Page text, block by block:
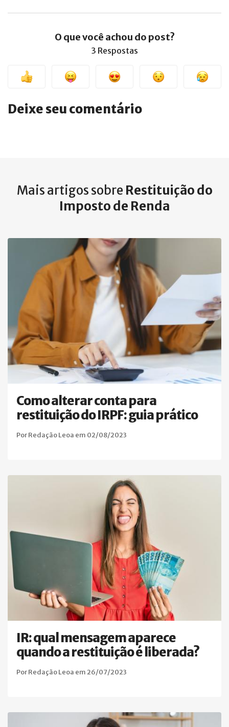
O que você achou do post?
3 Respostas
Deixe seu comentário
Mais artigos sobre Restituição do
Imposto de Renda
Como alterar conta para
restituição do IRPF: guia prático
Por Redação Leoa em 02/08/2023
IR: qual mensagem aparece
quando a restituição é liberada?
Por Redação Leoa em 26/07/2023